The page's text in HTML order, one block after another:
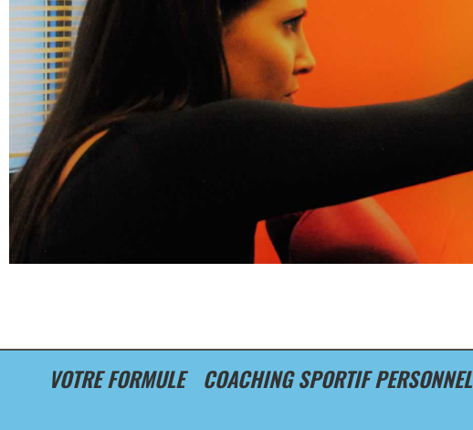
VOTRE FORMULE COACHING SPORTIF PERSONNEL